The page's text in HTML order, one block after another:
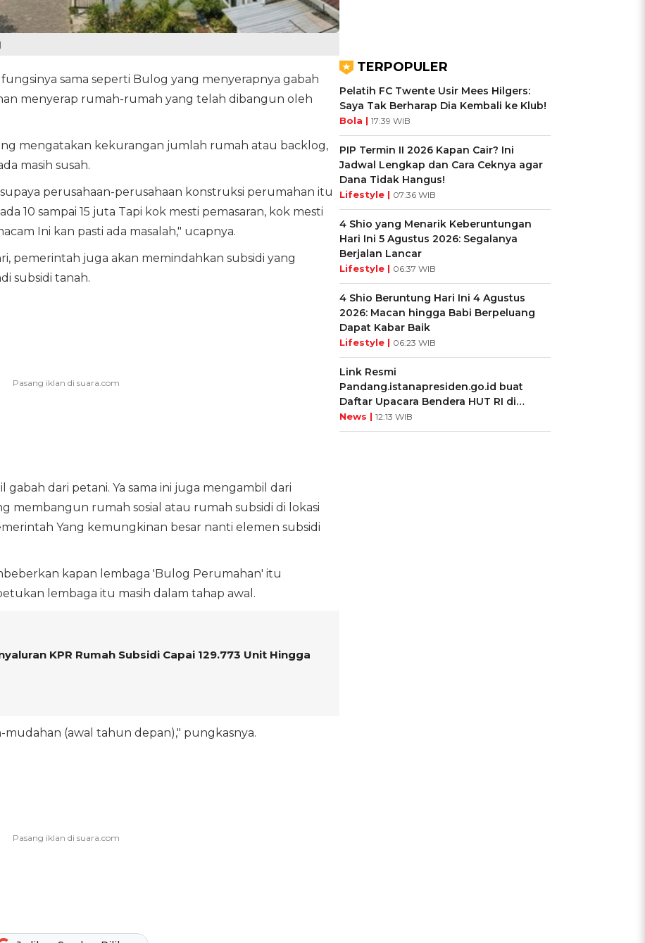
sama seperti Bulog yang menyerapnya gabah
menyerap rumah-rumah yang telah dibangun oleh
mengatakan kekurangan jumlah rumah atau backlog,
masih susah.
perusahaan-perusahaan konstruksi perumahan itu
10 sampai 15 juta Tapi kok mesti pemasaran, kok mesti
Ini kan pasti ada masalah," ucapnya.
pemerintah juga akan memindahkan subsidi yang
subsidi tanah.
dari petani. Ya sama ini juga mengambil dari
membangun rumah sosial atau rumah subsidi di lokasi
Yang kemungkinan besar nanti elemen subsidi
kapan lembaga 'Bulog Perumahan' itu
lembaga itu masih dalam tahap awal.
KPR Rumah Subsidi Capai 129.773 Unit Hingga
(awal tahun depan)," pungkasnya.
TERPOPULER
Pelatih FC Twente Usir Mees Hilgers:
Saya Tak Berharap Dia Kembali ke Klub!
Bola | 17:39 WIB
PIP Termin II 2026 Kapan Cair? Ini
Jadwal Lengkap dan Cara Ceknya agar
Dana Tidak Hangus!
Lifestyle | 07:36 WIB
4 Shio yang Menarik Keberuntungan
Hari Ini 5 Agustus 2026: Segalanya
Berjalan Lancar
Lifestyle | 06:37 WIB
4 Shio Beruntung Hari Ini 4 Agustus
2026: Macan hingga Babi Berpeluang
Dapat Kabar Baik
Lifestyle | 06:23 WIB
Link Resmi
Pandang.istanapresiden.go.id buat
Daftar Upacara Bendera HUT RI di
Istana Negara
News | 12:13 WIB